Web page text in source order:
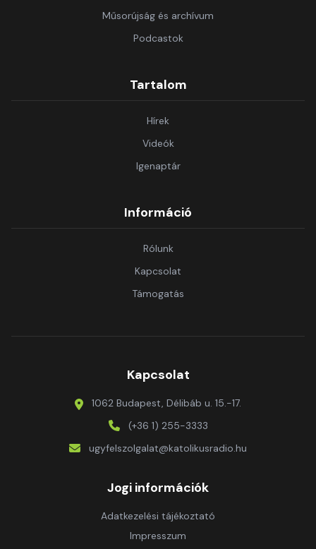
Műsorújság és archívum
Podcastok
Tartalom
Hírek
Videók
Igenaptár
Információ
Rólunk
Kapcsolat
Támogatás
Kapcsolat
1062 Budapest, Délibáb u. 15.-17.
(+36 1) 255-3333
ugyfelszolgalat@katolikusradio.hu
Jogi információk
Adatkezelési tájékoztató
Impresszum